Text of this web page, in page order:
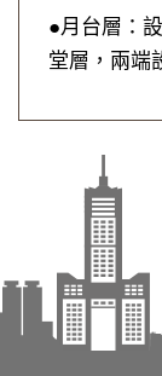
●月台層：
堂層，兩端